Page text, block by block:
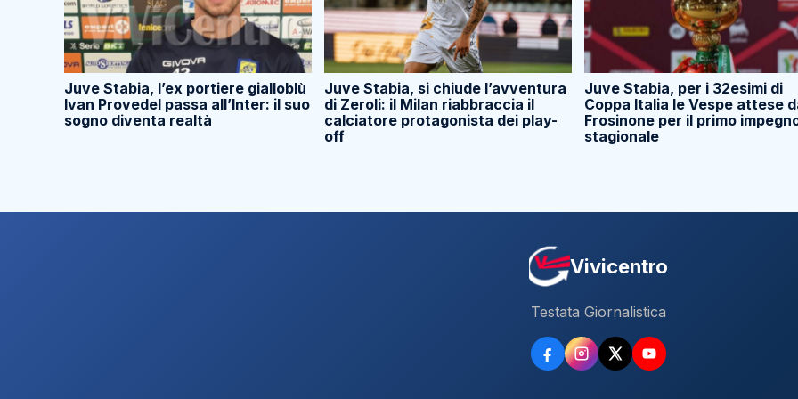
Juve Stabia, l’ex portiere gialloblù
Ivan Provedel passa all’Inter: il suo
sogno diventa realtà
Juve Stabia, si chiude l’avventura
di Zeroli: il Milan riabbraccia il
calciatore protagonista dei play-
off
Juve Stabia, per i 32esimi di
Coppa Italia le Vespe attese
Frosinone per il primo
stagionale
Vivicentro
Testata Giornalistica